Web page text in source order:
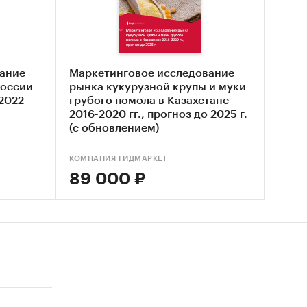
Маркетинговое исследование
рынка кукурузной крупы и муки
грубого помола в Казахстане
2016-2020 гг., прогноз до 2025 г.
(с обновлением)
КОМПАНИЯ ГИДМАРКЕТ
89 000 ₽